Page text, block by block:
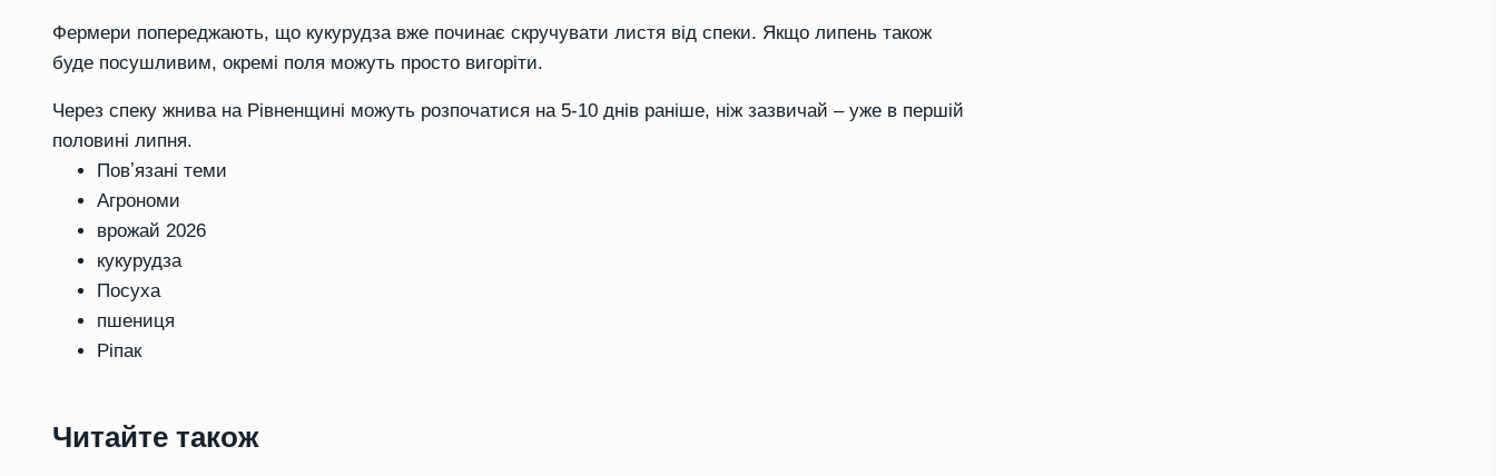
Фермери попереджають, що кукурудза вже починає скручувати листя від спеки. Якщо липень також
буде посушливим, окремі поля можуть просто вигоріти.
Через спеку жнива на Рівненщині можуть розпочатися на 5-10 днів раніше, ніж зазвичай – уже в першій
половині липня.
Повʼязані теми
Агрономи
врожай 2026
кукурудза
Посуха
пшениця
Ріпак
Читайте також